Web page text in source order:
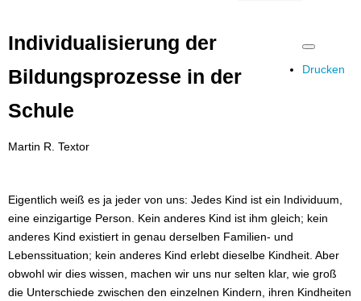
Drucken
Individualisierung der
Bildungsprozesse in der
Schule
Martin R. Textor
Eigentlich weiß es ja jeder von uns: Jedes Kind ist ein Individuum,
eine einzigartige Person. Kein anderes Kind ist ihm gleich; kein
anderes Kind existiert in genau derselben Familien- und
Lebenssituation; kein anderes Kind erlebt dieselbe Kindheit. Aber
obwohl wir dies wissen, machen wir uns nur selten klar, wie groß
die Unterschiede zwischen den einzelnen Kindern, ihren Kindheiten